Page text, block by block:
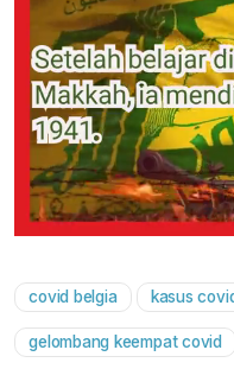
covid belgia kasus
gelombang keempat covid